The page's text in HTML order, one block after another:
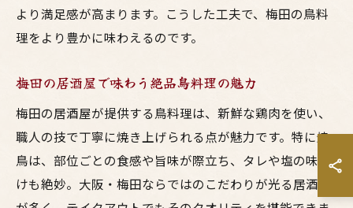
より満足感が高まります。こうした工夫で、梅田の鳥料
理をより豊かに味わえるのです。
梅田の居酒屋で味わう絶品鳥料理の魅力
梅田の居酒屋が提供する鳥料理は、新鮮な鶏肉を使い、
職人の技で丁寧に焼き上げられる点が魅力です。特に焼
鳥は、部位ごとの食感や旨味が際立ち、タレや塩の味付
けも絶妙。大阪・梅田ならではのこだわりが光る居酒屋